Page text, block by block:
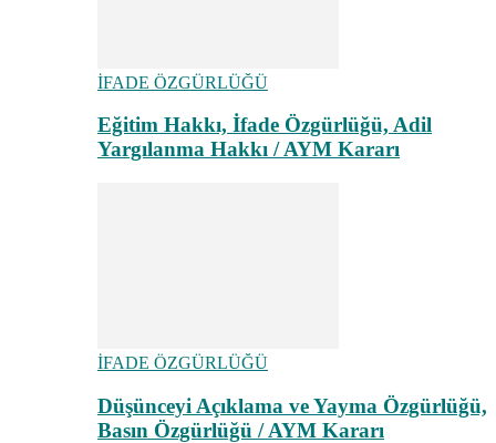
İFADE ÖZGÜRLÜĞÜ
Eğitim Hakkı, İfade Özgürlüğü, Adil
Yargılanma Hakkı / AYM Kararı
İFADE ÖZGÜRLÜĞÜ
Düşünceyi Açıklama ve Yayma Özgürlüğü,
Basın Özgürlüğü / AYM Kararı